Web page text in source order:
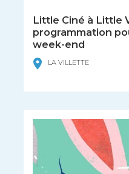
Little Ciné à Little
programmation
week-end
LA VILLETTE